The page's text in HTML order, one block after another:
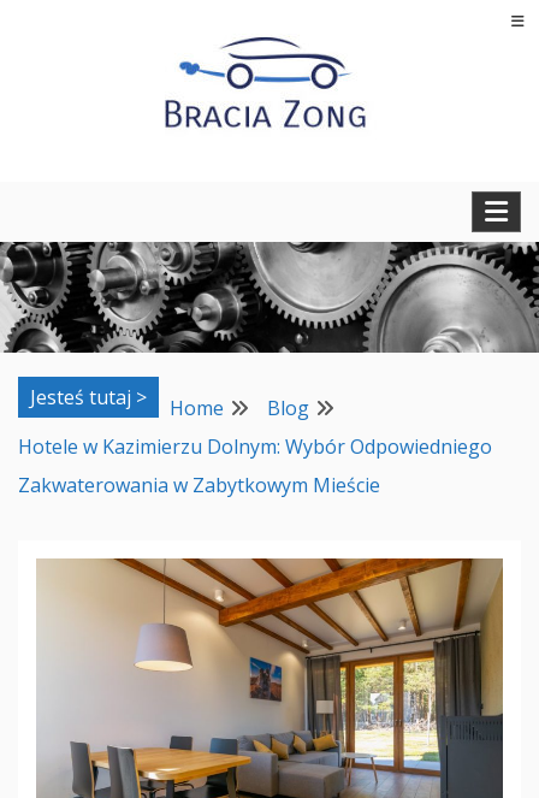
Jesteś tutaj > Home
Blog
Hotele w Kazimierzu Dolnym: Wybór Odpowiedniego
Zakwaterowania w Zabytkowym Mieście